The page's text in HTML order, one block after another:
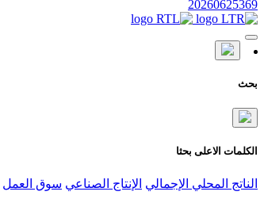
20260625369
بحث
الكلمات الاعلى بحثا
الناتج المحلي الإجمالي الإنتاج الصناعي سوق العمل